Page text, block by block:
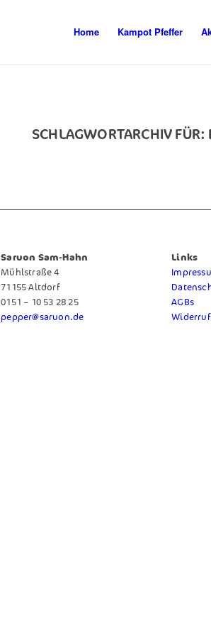
Home Kampot Pfeffer
SCHLAGWORTARCHIV FÜR:
Saruon Sam-Hahn
Mühlstraße 4
71155 Altdorf
0151 – 10 53 28 25
pepper@saruon.de
Links
AGBs